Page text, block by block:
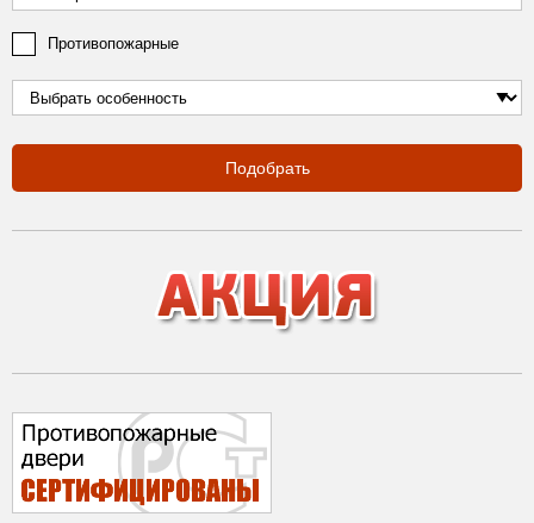
Противопожарные
Подобрать